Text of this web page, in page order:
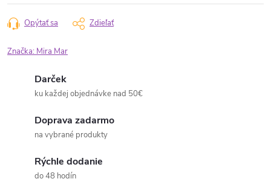
Opýtať sa Zdieľať
Značka: Mira Mar
Darček
ku každej objednávke nad 50€
Doprava zadarmo
na vybrané produkty
Rýchle dodanie
do 48 hodín